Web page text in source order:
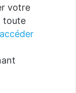
votre
toute